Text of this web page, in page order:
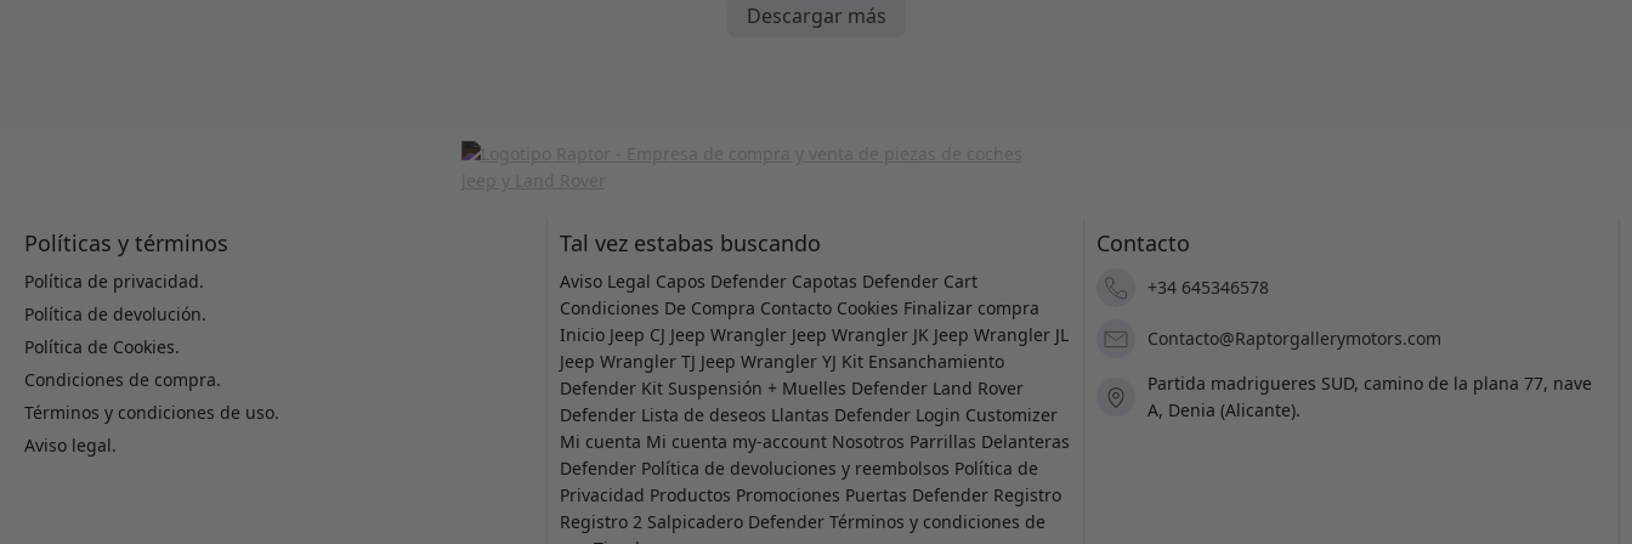
Descargar más
Políticas y términos
Política de privacidad.
Política de devolución.
Política de Cookies.
Condiciones de compra.
Términos y condiciones de uso.
Aviso legal.
Tal vez estabas buscando
Aviso Legal Capos Defender Capotas Defender Cart
Condiciones De Compra Contacto Cookies Finalizar compra
Inicio Jeep CJ Jeep Wrangler Jeep Wrangler JK Jeep Wrangler JL
Jeep Wrangler TJ Jeep Wrangler YJ Kit Ensanchamiento
Defender Kit Suspensión + Muelles Defender Land Rover
Defender Lista de deseos Llantas Defender Login Customizer
Mi cuenta Mi cuenta my-account Nosotros Parrillas Delanteras
Defender Política de devoluciones y reembolsos Política de
Privacidad Productos Promociones Puertas Defender Registro
Registro 2 Salpicadero Defender Términos y condiciones de
Contacto
+34 645346578
Contacto@Raptorgallerymotors.com
Partida madrigueres SUD, camino de la plana 77, nave
A, Denia (Alicante).